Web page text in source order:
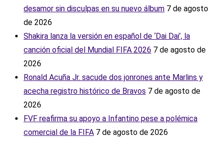
desamor sin disculpas en su nuevo álbum 7 de agosto
de 2026
Shakira lanza la versión en español de ‘Dai Dai’, la
canción oficial del Mundial FIFA 2026 7 de agosto de
2026
Ronald Acuña Jr. sacude dos jonrones ante Marlins y
acecha registro histórico de Bravos 7 de agosto de
2026
FVF reafirma su apoyo a Infantino pese a polémica
comercial de la FIFA 7 de agosto de 2026